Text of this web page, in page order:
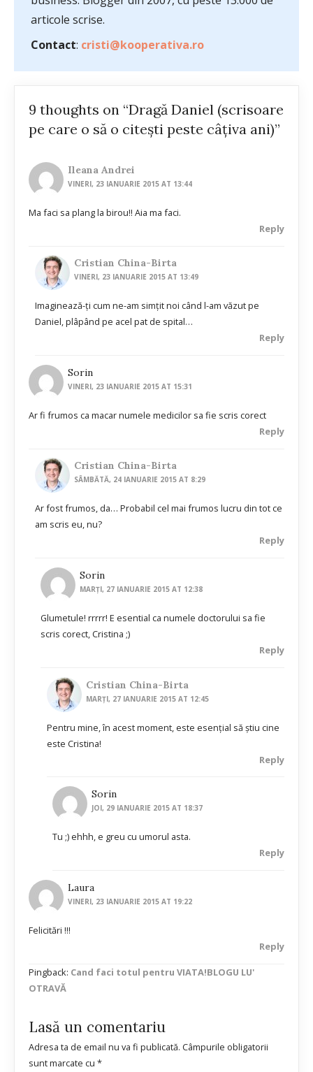
articole scrise.
Contact: cristi@kooperativa.ro
9 thoughts on “Dragă Daniel (scrisoare
pe care o să o citeşti peste câţiva ani)”
Ileana Andrei
VINERI, 23 IANUARIE 2015 AT 13:44
Ma faci sa plang la birou!! Aia ma faci.
Reply
Cristian China-Birta
VINERI, 23 IANUARIE 2015 AT 13:49
Imaginează-ţi cum ne-am simţit noi când l-am văzut pe
Daniel, plâpând pe acel pat de spital…
Reply
Sorin
VINERI, 23 IANUARIE 2015 AT 15:31
Ar fi frumos ca macar numele medicilor sa fie scris corect
Reply
Cristian China-Birta
SÂMBĂTĂ, 24 IANUARIE 2015 AT 8:29
Ar fost frumos, da… Probabil cel mai frumos lucru din tot ce
am scris eu, nu?
Reply
Sorin
MARȚI, 27 IANUARIE 2015 AT 12:38
Glumetule! rrrrr! E esential ca numele doctorului sa fie
scris corect, Cristina ;)
Reply
Cristian China-Birta
MARȚI, 27 IANUARIE 2015 AT 12:45
Pentru mine, în acest moment, este esenţial să ştiu cine
este Cristina!
Reply
Sorin
JOI, 29 IANUARIE 2015 AT 18:37
Tu ;) ehhh, e greu cu umorul asta.
Reply
Laura
VINERI, 23 IANUARIE 2015 AT 19:22
Felicitări !!!
Reply
Pingback: Cand faci totul pentru VIATA!BLOGU LU'
OTRAVĂ
Lasă un comentariu
Adresa ta de email nu va fi publicată. Câmpurile obligatorii
sunt marcate cu *